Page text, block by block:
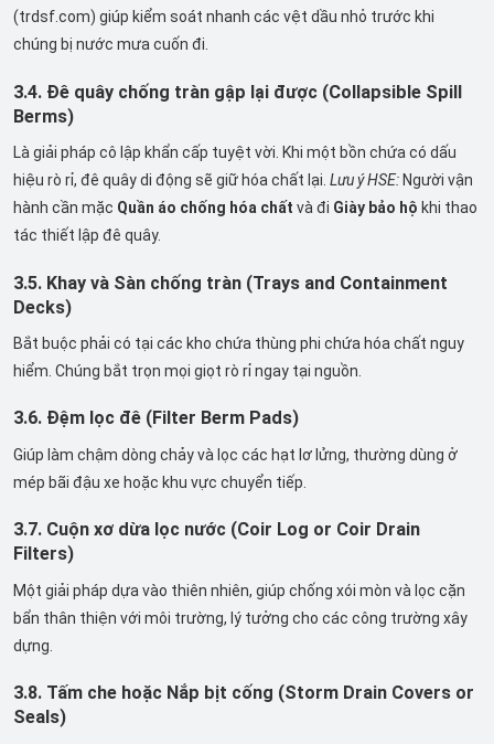
(trdsf.com) giúp kiểm soát nhanh các vệt dầu nhỏ trước khi
chúng bị nước mưa cuốn đi.
3.4. Đê quây chống tràn gập lại được (Collapsible Spill
Berms)
Là giải pháp cô lập khẩn cấp tuyệt vời. Khi một bồn chứa có dấu
hiệu rò rỉ, đê quây di động sẽ giữ hóa chất lại. Lưu ý HSE: Người vận
hành cần mặc Quần áo chống hóa chất và đi Giày bảo hộ khi thao
tác thiết lập đê quây.
3.5. Khay và Sàn chống tràn (Trays and Containment
Decks)
Bắt buộc phải có tại các kho chứa thùng phi chứa hóa chất nguy
hiểm. Chúng bắt trọn mọi giọt rò rỉ ngay tại nguồn.
3.6. Đệm lọc đê (Filter Berm Pads)
Giúp làm chậm dòng chảy và lọc các hạt lơ lửng, thường dùng ở
mép bãi đậu xe hoặc khu vực chuyển tiếp.
3.7. Cuộn xơ dừa lọc nước (Coir Log or Coir Drain
Filters)
Một giải pháp dựa vào thiên nhiên, giúp chống xói mòn và lọc cặn
bẩn thân thiện với môi trường, lý tưởng cho các công trường xây
dựng.
3.8. Tấm che hoặc Nắp bịt cống (Storm Drain Covers or
Seals)